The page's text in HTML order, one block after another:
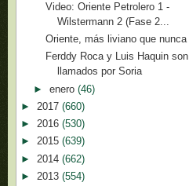
Video: Oriente Petrolero 1 -
Wilstermann 2 (Fase 2...
Oriente, más liviano que nunca
Ferddy Roca y Luis Haquin son
llamados por Soria
► enero (46)
► 2017 (660)
► 2016 (530)
► 2015 (639)
► 2014 (662)
► 2013 (554)